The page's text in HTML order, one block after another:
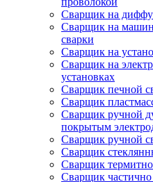
Сварщик на
Сварщик на
сварки
Сварщик на
Сварщик на
установках
Сварщик печной
Сварщик
Сварщик ручной
покрытым
Сварщик ручной
Сварщик
Сварщик
Сварщик